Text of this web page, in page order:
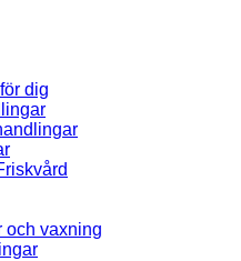
dig
och vaxning